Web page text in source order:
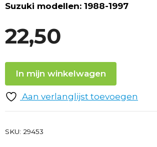
Suzuki modellen: 1988-1997
22,50
In mijn winkelwagen
Aan verlanglijst toevoegen
SKU: 29453